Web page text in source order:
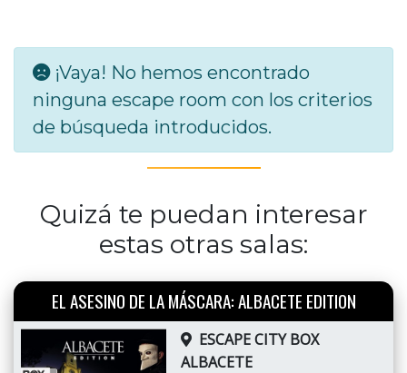
¡Vaya! No hemos encontrado
ninguna escape room con los criterios
de búsqueda introducidos.
Quizá te puedan interesar
estas otras salas:
EL ASESINO DE LA MÁSCARA: ALBACETE EDITION
ESCAPE CITY BOX
ALBACETE